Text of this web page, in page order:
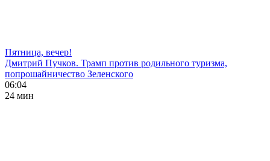
Пятница, вечер!
Дмитрий Пучков. Трамп против родильного туризма,
попрошайничество Зеленского
06:04
24 мин